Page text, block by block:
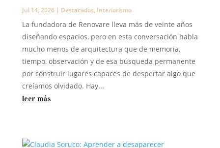
Jul 14, 2026| Destacados, Interiorismo
La fundadora de Renovare lleva más de veinte años
diseñando espacios, pero en esta conversación habla
mucho menos de arquitectura que de memoria,
tiempo, observación y de esa búsqueda permanente
por construir lugares capaces de despertar algo que
creíamos olvidado. Hay...
leer más